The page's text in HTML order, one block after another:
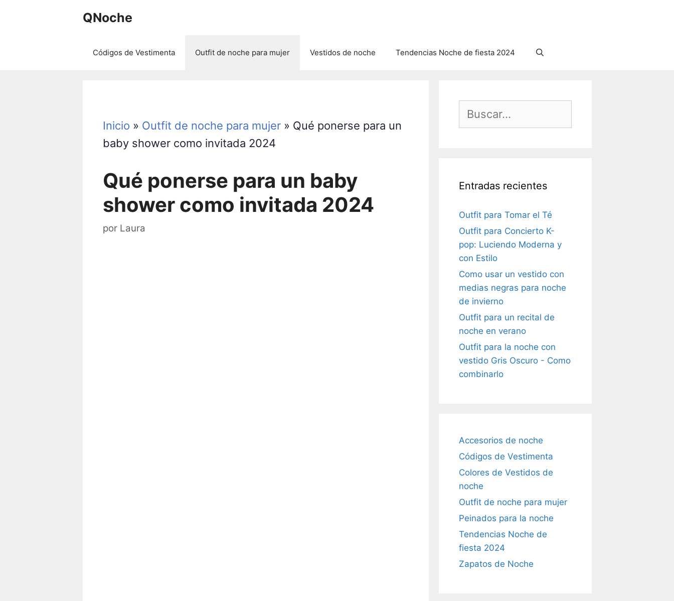
QNoche
Códigos de Vestimenta Outfit de noche para mujer Vestidos de noche Tendencias Noche de fiesta 2024
Inicio » Outfit de noche para mujer» Qué ponerse para un
baby shower como invitada 2024
Qué ponerse para un baby
shower como invitada 2024
por Laura
Entradas recientes
Outfit para Tomar el Té
Outfit para Concierto K-
pop: Luciendo Moderna y
con Estilo
Como usar un vestido con
medias negras para noche
de invierno
Outfit para un recital de
noche en verano
Outfit para la noche con
vestido Gris Oscuro - Como
combinarlo
Accesorios de noche
Códigos de Vestimenta
Colores de Vestidos de
noche
Outfit de noche para mujer
Peinados para la noche
Tendencias Noche de
fiesta 2024
Zapatos de Noche